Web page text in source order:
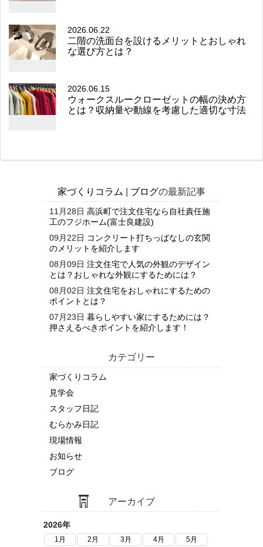
2026.06.22
二階の洗面台を設けるメリットとおしゃれ
な選び方とは？
2026.06.15
ウォークスルークローゼットの幅の決め方
とは？収納量や動線を考慮した適切な寸法
家づくりコラム ブログの最新記事
11月28日 高浜町で注文住宅なら自社責任施
工のフジホーム(富士良建設)
09月22日 コンクリート打ちっぱなしの玄関
のメリットを紹介します
08月09日 注文住宅で人気の外観のデザイン
とは？おしゃれな外観にするためには？
08月02日 注文住宅をおしゃれにするための
ポイントとは？
07月23日 暮らしやすい家にするためには？
押さえるべきポイントを紹介します！
カテゴリー
家づくりコラム
見学会
スタッフ日記
むらかみ日記
現場情報
お知らせ
ブログ
アーカイブ
2026年
1月 2月 3月 4月 5月